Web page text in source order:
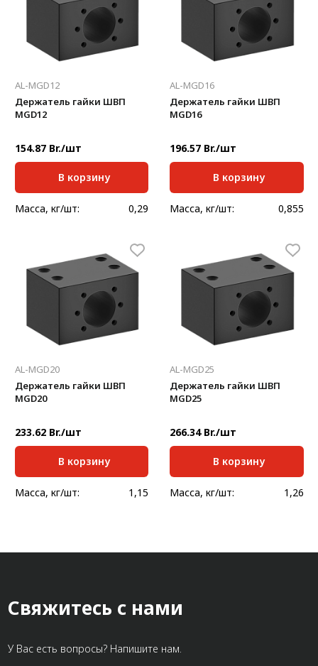
AL-MGD12
Держатель гайки ШВП
MGD12
154.87 Br./шт
В корзину
Масса, кг/шт: 0,29
AL-MGD16
Держатель гайки ШВП
MGD16
196.57 Br./шт
В корзину
Масса, кг/шт: 0,855
AL-MGD20
Держатель гайки ШВП
MGD20
233.62 Br./шт
В корзину
Масса, кг/шт: 1,15
AL-MGD25
Держатель гайки ШВП
MGD25
266.34 Br./шт
В корзину
Масса, кг/шт: 1,26
Свяжитесь с нами
У Вас есть вопросы? Напишите нам.